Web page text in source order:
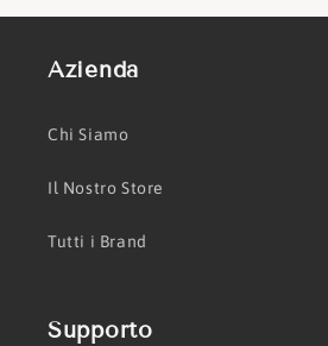
Azienda
Chi Siamo
Il Nostro Store
Tutti i Brand
Supporto